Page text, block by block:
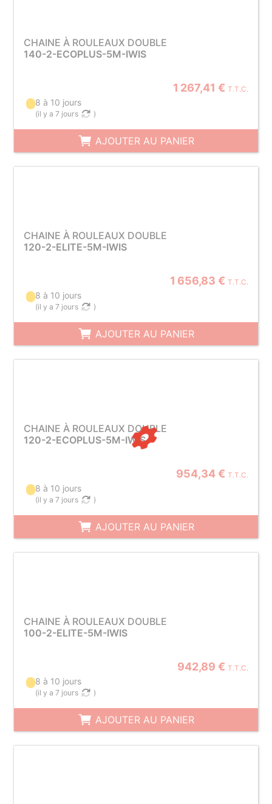
CHAINE À ROULEAUX DOUBLE
140-2-ECOPLUS-5M-IWIS
1 267,41 € T.T.C.
8 à 10 jours
(il y a 7 jours )
AJOUTER AU PANIER
CHAINE À ROULEAUX DOUBLE
120-2-ELITE-5M-IWIS
1 656,83 € T.T.C.
8 à 10 jours
(il y a 7 jours )
AJOUTER AU PANIER
CHAINE À ROULEAUX DOUBLE
120-2-ECOPLUS-5M-IWIS
954,34 € T.T.C.
8 à 10 jours
(il y a 7 jours )
AJOUTER AU PANIER
CHAINE À ROULEAUX DOUBLE
100-2-ELITE-5M-IWIS
942,89 € T.T.C.
8 à 10 jours
(il y a 7 jours )
AJOUTER AU PANIER